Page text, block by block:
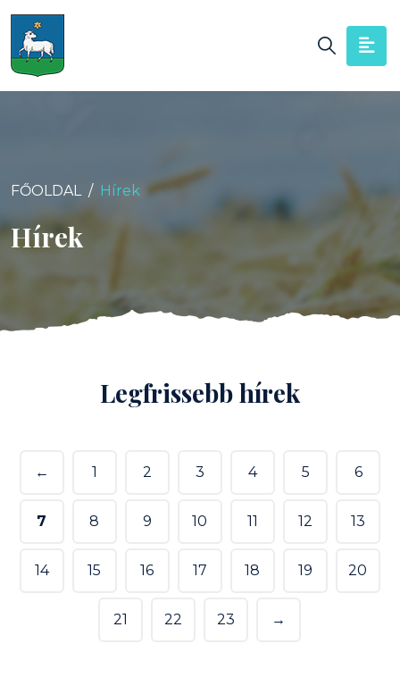
FŐOLDAL Hírek
Hírek
Legfrissebb hírek
← 1 2 3 4 5 6
7 8 9 10 11 12 13
14 15 16 17 18 19 20
21 22 23 →